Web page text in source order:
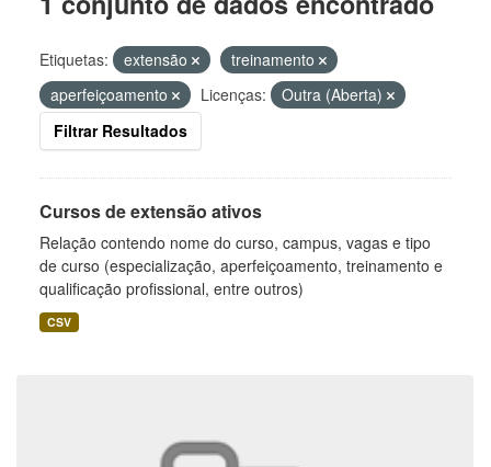
Etiquetas: extensão
treinamento
aperfeiçoamento
Licenças:
Outra (Aberta)
Filtrar Resultados
Cursos de extensão ativos
Relação contendo nome do curso, campus, vagas e tipo
de curso (especialização, aperfeiçoamento, treinamento e
qualificação profissional, entre outros)
CSV